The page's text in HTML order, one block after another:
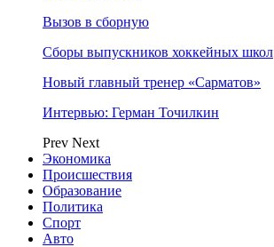
Вызов в сборную
Сборы выпускников хоккейных школ
Новый главный тренер «Сарматов»
Интервью: Герман Точилкин
Prev Next
Экономика
Происшествия
Образование
Политика
Спорт
Авто